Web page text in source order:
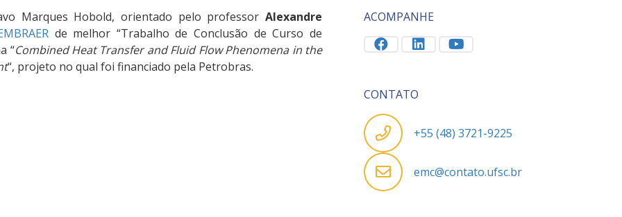
Marques Hobold, orientado pelo professor Alexandre
de melhor “Trabalho de Conclusão de Curso de
“Combined Heat Transfer and Fluid Flow Phenomena in the
“, projeto no qual foi financiado pela Petrobras.
ACOMPANHE
CONTATO
+55 (48) 3721-9225
emc@contato.ufsc.br